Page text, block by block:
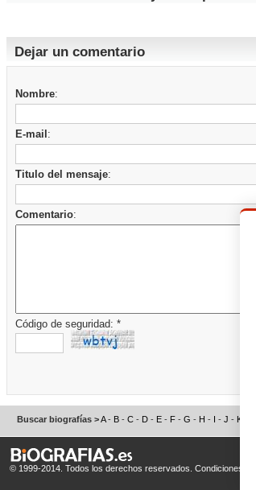
Dejar un comentario
Nombre:
E-mail :
Titulo del mensaje:
Comentario:
Código de seguridad: *
Buscar biografías >A- B - C - D - E - F - G - H - I - J - K
© 1999-2014. Todos los derechos reservados. Condiciones de